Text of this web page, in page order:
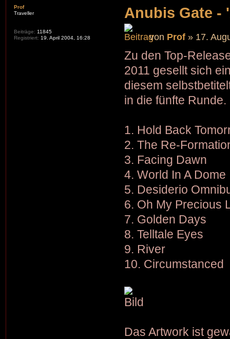
Anubis Gate -
von Prof » 17.
Zu den Top-
2011 gesellt sich
diesem
in die fünfte
1. Hold Back
2. The Re-
3. Facing Dawn
4. World In A Dome
5. Desiderio
6. Oh My Precious
7. Golden Days
8. Telltale Eyes
9. River
10. Circumstanced
Das Artwork ist
Prof
Traveller
Beiträge: 11845
Registriert: 19. April 2004, 16:28